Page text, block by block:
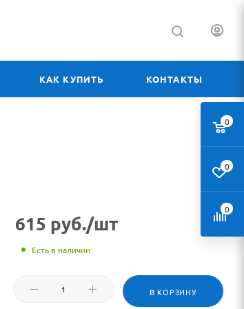
КАК КУПИТЬ КОНТАКТЫ
615 руб./шт
Есть в наличии
В КОРЗИНУ
0
0
0